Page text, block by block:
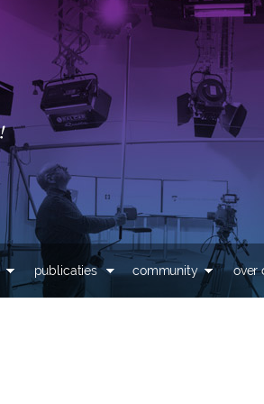
Overslaan en naar
inhoud gaan
publicaties community over